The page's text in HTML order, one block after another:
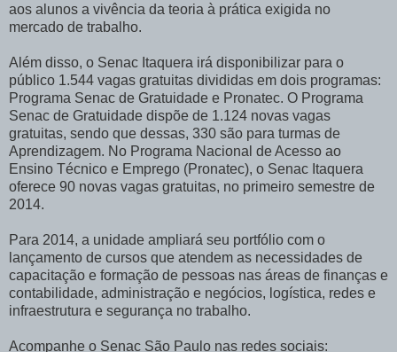
aos alunos a vivência da teoria à prática exigida no
mercado de trabalho.
Além disso, o Senac Itaquera irá disponibilizar para o
público 1.544 vagas gratuitas divididas em dois programas:
Programa Senac de Gratuidade e Pronatec. O Programa
Senac de Gratuidade dispõe de 1.124 novas vagas
gratuitas, sendo que dessas, 330 são para turmas de
Aprendizagem. No Programa Nacional de Acesso ao
Ensino Técnico e Emprego (Pronatec), o Senac Itaquera
oferece 90 novas vagas gratuitas, no primeiro semestre de
2014.
Para 2014, a unidade ampliará seu portfólio com o
lançamento de cursos que atendem as necessidades de
capacitação e formação de pessoas nas áreas de finanças e
contabilidade, administração e negócios, logística, redes e
infraestrutura e segurança no trabalho.
Acompanhe o Senac São Paulo nas redes sociais: